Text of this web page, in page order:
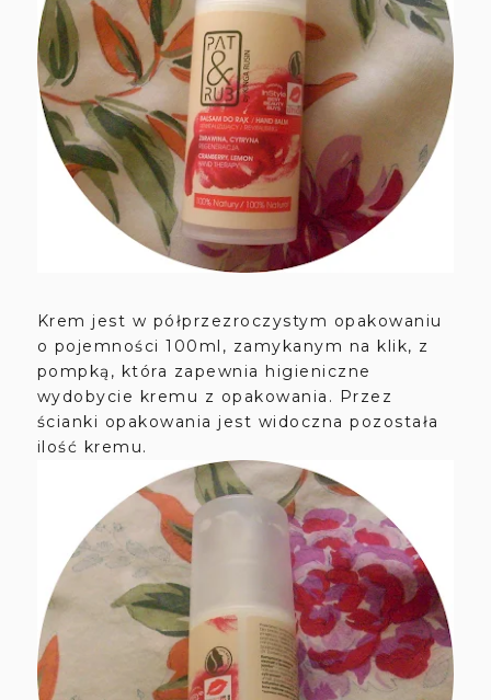
Krem jest w półprzezroczystym opakowaniu
o pojemności 100ml, zamykanym na klik, z
pompką, która zapewnia higieniczne
wydobycie kremu z opakowania. Przez
ścianki opakowania jest widoczna pozostała
ilość kremu.